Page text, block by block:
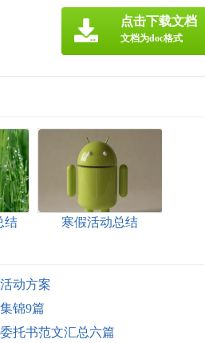
点击下载文档
文档为doc格式
结 寒假活动总结
动方案
锦9篇
托书范文汇总六篇